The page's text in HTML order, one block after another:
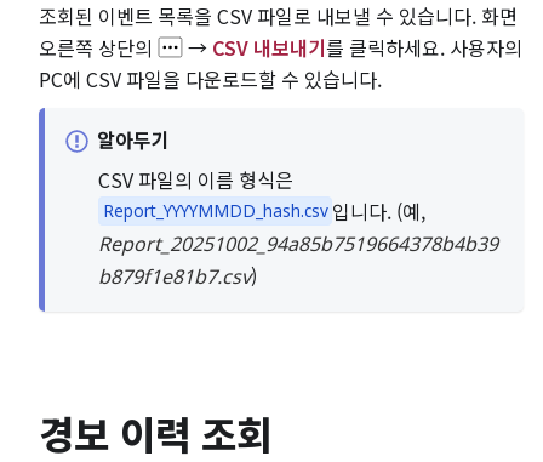
조회된 이벤트 목록을 CSV 파일로 내보낼 수 있습니다. 화면
오른쪽 상단의
→ CSV 내보내기를 클릭하세요. 사용자의
PC에 CSV 파일을 다운로드할 수 있습니다.
알아두기
CSV 파일의 이름 형식은
Report_YYYYMMDD_hash.csv 입니다. (예,
Report_20251002_94a85b7519664378b4b39
b879f1e81b7.csv)
경보 이력 조회